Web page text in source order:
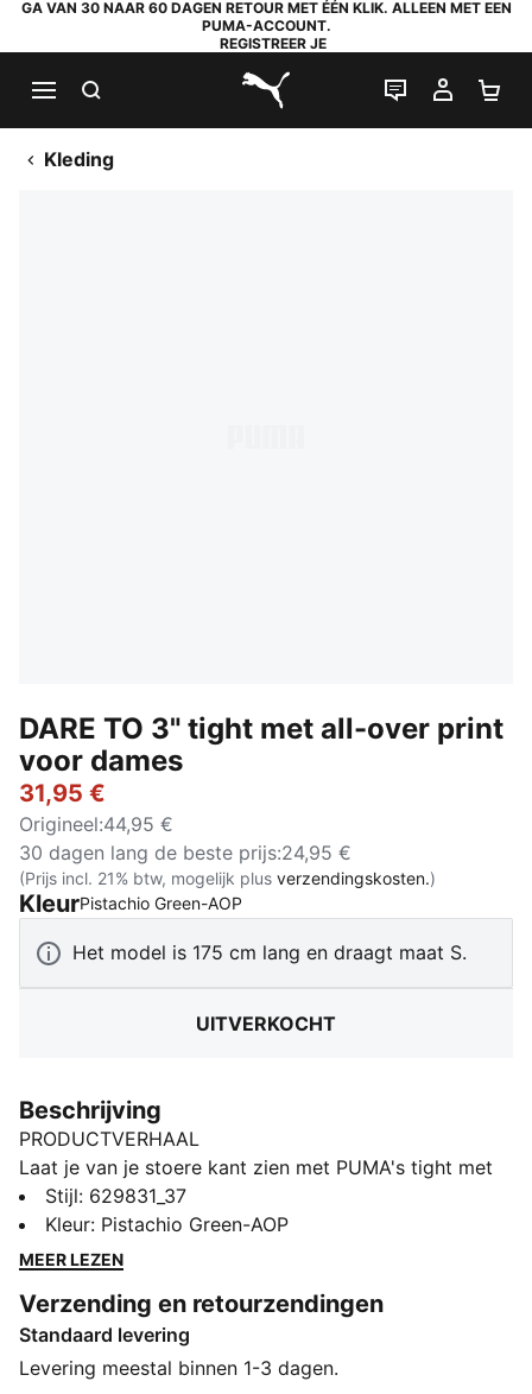
GA VAN 30 NAAR 60 DAGEN RETOUR MET ÉÉN KLIK. ALLEEN MET EEN
PUMA-ACCOUNT.
REGISTREER JE
PUMA.com
LIVE CHAT
MIJN
Kleding
DARE TO 3" tight met all-over print
voor dames
31,95 €
Origineel:44,95 €
30 dagen lang de beste prijs:24,95 €
(Prijs incl. 21% btw, mogelijk plus verzendingskosten.)
KleurPistachio Green-AOP
Het model is 175 cm lang en draagt maat S.
UITVERKOCHT
Beschrijving
PRODUCTVERHAAL
Laat je van je stoere kant zien met PUMA's tight met
all-over print. Met een elastische tailleband voor een
stevige pasvorm en een glanzend logo voor een
tikkeltje flair. Perfect voor wie durft op te vallen en
ALLE INS EN OUTS
Gemaakt van minstens 50% gerecyclede materialen
DETAILS
Stijl: 629831_37
Kleur: Pistachio Green-AOP
MEER LEZEN
Verzending en retourzendingen
Standaard levering
Levering meestal binnen 1-3 dagen.